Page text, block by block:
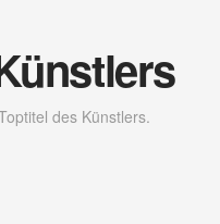
des Künstlers.